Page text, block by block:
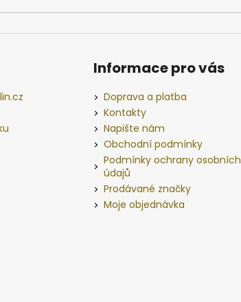
Informace pro vás
Doprava a platba
Kontakty
Napište nám
Obchodní podmínky
Podmínky ochrany osobních
údajů
Prodávané značky
Moje objednávka